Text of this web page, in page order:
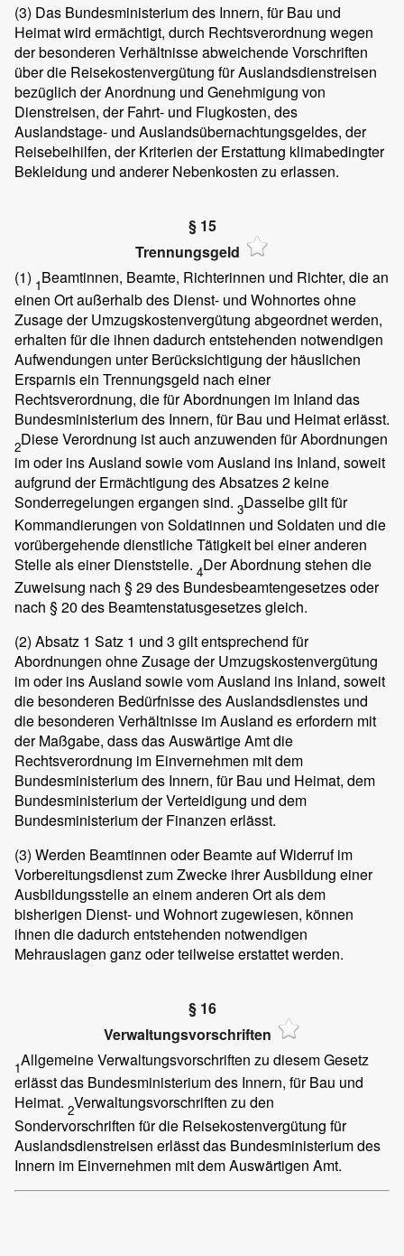
(3) Das Bundesministerium des Innern, für Bau und
Heimat wird ermächtigt, durch Rechtsverordnung wegen
der besonderen Verhältnisse abweichende Vorschriften
über die Reisekostenvergütung für Auslandsdienstreisen
bezüglich der Anordnung und Genehmigung von
Dienstreisen, der Fahrt- und Flugkosten, des
Auslandstage- und Auslandsübernachtungsgeldes, der
Reisebeihilfen, der Kriterien der Erstattung klimabedingter
Bekleidung und anderer Nebenkosten zu erlassen.
§ 15
Trennungsgeld
(1) 1Beamtinnen, Beamte, Richterinnen und Richter, die an
einen Ort außerhalb des Dienst- und Wohnortes ohne
Zusage der Umzugskostenvergütung abgeordnet werden,
erhalten für die ihnen dadurch entstehenden notwendigen
Aufwendungen unter Berücksichtigung der häuslichen
Ersparnis ein Trennungsgeld nach einer
Rechtsverordnung, die für Abordnungen im Inland das
Bundesministerium des Innern, für Bau und Heimat erlässt.
2Diese Verordnung ist auch anzuwenden für Abordnungen
im oder ins Ausland sowie vom Ausland ins Inland, soweit
aufgrund der Ermächtigung des Absatzes 2 keine
Sonderregelungen ergangen sind. 3Dasselbe gilt für
Kommandierungen von Soldatinnen und Soldaten und die
vorübergehende dienstliche Tätigkeit bei einer anderen
Stelle als einer Dienststelle. 4Der Abordnung stehen die
Zuweisung nach § 29 des Bundesbeamtengesetzes oder
nach § 20 des Beamtenstatusgesetzes gleich.
(2) Absatz 1 Satz 1 und 3 gilt entsprechend für
Abordnungen ohne Zusage der Umzugskostenvergütung
im oder ins Ausland sowie vom Ausland ins Inland, soweit
die besonderen Bedürfnisse des Auslandsdienstes und
die besonderen Verhältnisse im Ausland es erfordern mit
der Maßgabe, dass das Auswärtige Amt die
Rechtsverordnung im Einvernehmen mit dem
Bundesministerium des Innern, für Bau und Heimat, dem
Bundesministerium der Verteidigung und dem
Bundesministerium der Finanzen erlässt.
(3) Werden Beamtinnen oder Beamte auf Widerruf im
Vorbereitungsdienst zum Zwecke ihrer Ausbildung einer
Ausbildungsstelle an einem anderen Ort als dem
bisherigen Dienst- und Wohnort zugewiesen, können
ihnen die dadurch entstehenden notwendigen
Mehrauslagen ganz oder teilweise erstattet werden.
§ 16
Verwaltungsvorschriften
1Allgemeine Verwaltungsvorschriften zu diesem Gesetz
erlässt das Bundesministerium des Innern, für Bau und
Heimat. 2Verwaltungsvorschriften zu den
Sondervorschriften für die Reisekostenvergütung für
Auslandsdienstreisen erlässt das Bundesministerium des
Innern im Einvernehmen mit dem Auswärtigen Amt.